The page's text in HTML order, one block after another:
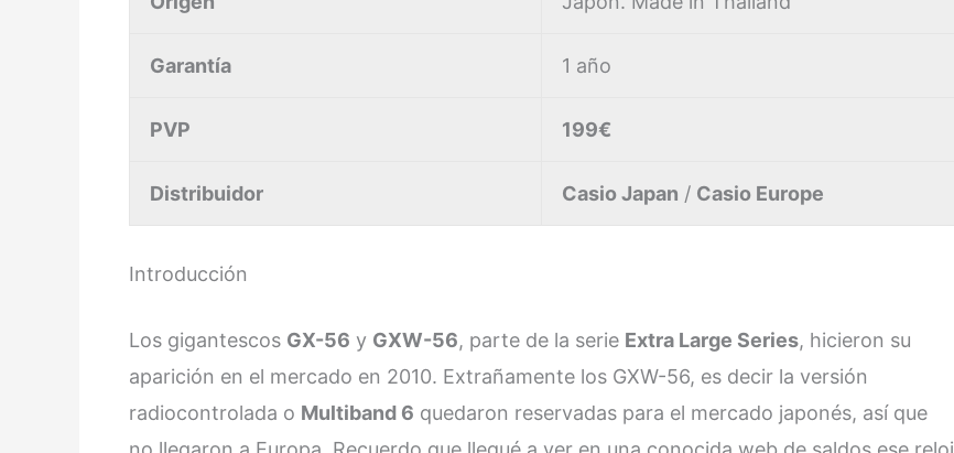
Garantía 1 año
PVP 199€
Distribuidor Casio Japan / Casio Europe
Introducción
Los gigantescos GX-56 y GXW-56, parte de la serie Extra Large Series, hicieron su
aparición en el mercado en 2010. Extrañamente los GXW-56, es decir la versión
radiocontrolada o Multiband 6 quedaron reservadas para el mercado japonés, así que